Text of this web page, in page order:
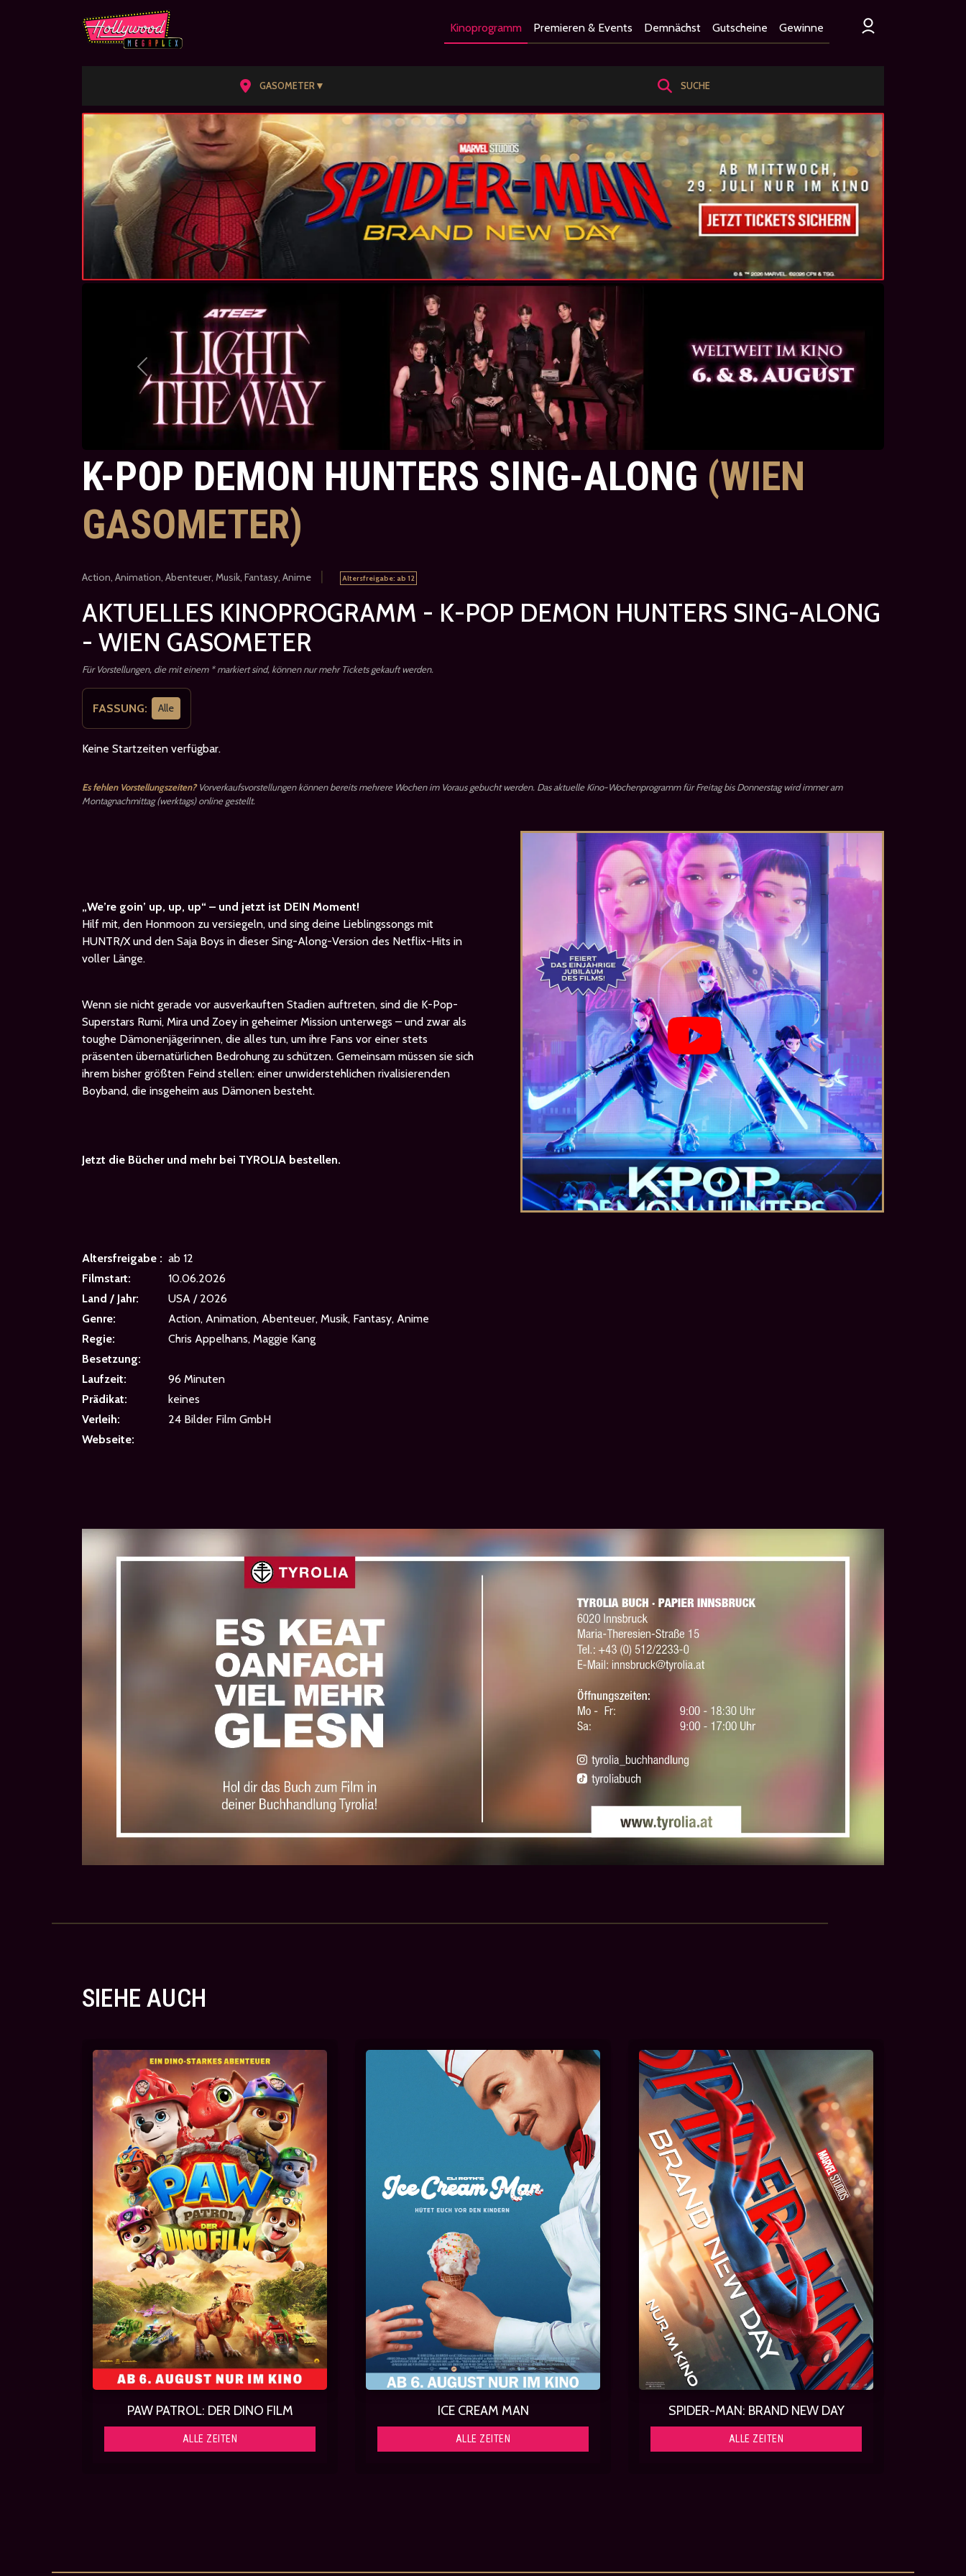
Kinoprogramm Premieren & Events Demnächst Gutscheine Gewinne
GASOMETER ▼ SUCHE
Previous Next
K-POP DEMON HUNTERS SING-ALONG (WIEN
GASOMETER)
Action, Animation, Abenteuer, Musik, Fantasy, Anime Altersfreigabe: ab 12
AKTUELLES KINOPROGRAMM - K-POP DEMON HUNTERS SING-ALONG
- WIEN GASOMETER
Für Vorstellungen, die mit einem * markiert sind, können nur mehr Tickets gekauft werden.
FASSUNG: Alle
Keine Startzeiten verfügbar.
Es fehlen Vorstellungszeiten?Vorverkaufsvorstellungen können bereits mehrere Wochen im Voraus gebucht werden. Das aktuelle Kino-Wochenprogramm für Freitag bis Donnerstag wird immer am
Montagnachmittag (werktags) online gestellt.
„We’re goin’ up, up, up“ – und jetzt ist DEIN Moment!
Hilf mit, den Honmoon zu versiegeln, und sing deine Lieblingssongs mit
HUNTR/X und den Saja Boys in dieser Sing-Along-Version des Netflix-Hits in
voller Länge.
Wenn sie nicht gerade vor ausverkauften Stadien auftreten, sind die K-Pop-
Superstars Rumi, Mira und Zoey in geheimer Mission unterwegs – und zwar als
toughe Dämonenjägerinnen, die alles tun, um ihre Fans vor einer stets
präsenten übernatürlichen Bedrohung zu schützen. Gemeinsam müssen sie sich
ihrem bisher größten Feind stellen: einer unwiderstehlichen rivalisierenden
Boyband, die insgeheim aus Dämonen besteht.
Jetzt die Bücher und mehr bei TYROLIA bestellen.
Altersfreigabe : ab 12
Filmstart:
10.06.2026
Land / Jahr:
USA / 2026
Genre:
Action, Animation, Abenteuer, Musik, Fantasy, Anime
Regie:
Chris Appelhans, Maggie Kang
Besetzung:
Laufzeit:
96 Minuten
Prädikat:
keines
Verleih:
24 Bilder Film GmbH
Webseite:
SIEHE AUCH
PAW PATROL: DER DINO FILM
ALLE ZEITEN
ICE CREAM MAN
ALLE ZEITEN
SPIDER-MAN: BRAND NEW DAY
ALLE ZEITEN